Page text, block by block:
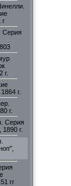
г
Серия
г.
г.
г.
Серия
г.
гг